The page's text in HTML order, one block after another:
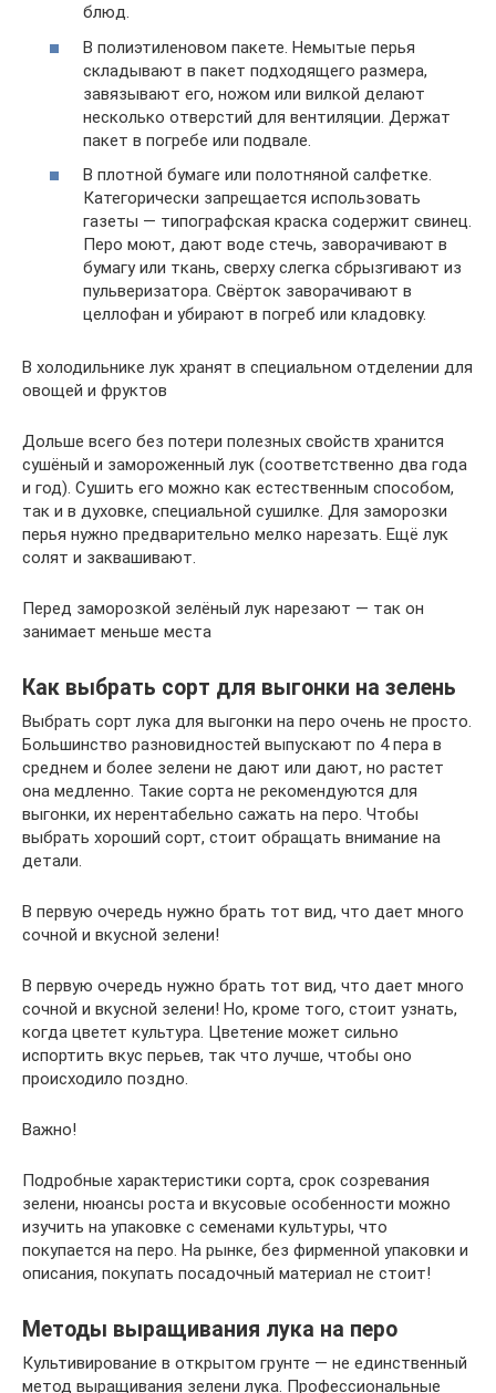
блюд.
В полиэтиленовом пакете. Немытые перья
складывают в пакет подходящего размера,
завязывают его, ножом или вилкой делают
несколько отверстий для вентиляции. Держат
пакет в погребе или подвале.
В плотной бумаге или полотняной салфетке.
Категорически запрещается использовать
газеты — типографская краска содержит свинец.
Перо моют, дают воде стечь, заворачивают в
бумагу или ткань, сверху слегка сбрызгивают из
пульверизатора. Свёрток заворачивают в
целлофан и убирают в погреб или кладовку.
В холодильнике лук хранят в специальном отделении для
овощей и фруктов
Дольше всего без потери полезных свойств хранится
сушёный и замороженный лук (соответственно два года
и год). Сушить его можно как естественным способом,
так и в духовке, специальной сушилке. Для заморозки
перья нужно предварительно мелко нарезать. Ещё лук
солят и заквашивают.
Перед заморозкой зелёный лук нарезают — так он
занимает меньше места
Как выбрать сорт для выгонки на зелень
Выбрать сорт лука для выгонки на перо очень не просто.
Большинство разновидностей выпускают по 4 пера в
среднем и более зелени не дают или дают, но растет
она медленно. Такие сорта не рекомендуются для
выгонки, их нерентабельно сажать на перо. Чтобы
выбрать хороший сорт, стоит обращать внимание на
детали.
В первую очередь нужно брать тот вид, что дает много
сочной и вкусной зелени!
В первую очередь нужно брать тот вид, что дает много
сочной и вкусной зелени! Но, кроме того, стоит узнать,
когда цветет культура. Цветение может сильно
испортить вкус перьев, так что лучше, чтобы оно
происходило поздно.
Важно!
Подробные характеристики сорта, срок созревания
зелени, нюансы роста и вкусовые особенности можно
изучить на упаковке с семенами культуры, что
покупается на перо. На рынке, без фирменной упаковки и
описания, покупать посадочный материал не стоит!
Методы выращивания лука на перо
Культивирование в открытом грунте — не единственный
метод выращивания зелени лука. Профессиональные